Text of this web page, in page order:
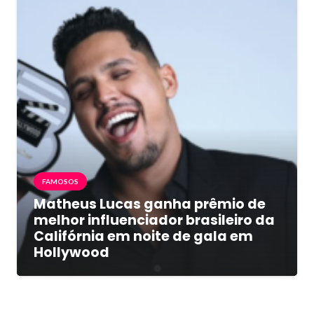
FAMOSOS
Matheus Lucas ganha prêmio de
melhor influenciador brasileiro da
Califórnia em noite de gala em
Hollywood